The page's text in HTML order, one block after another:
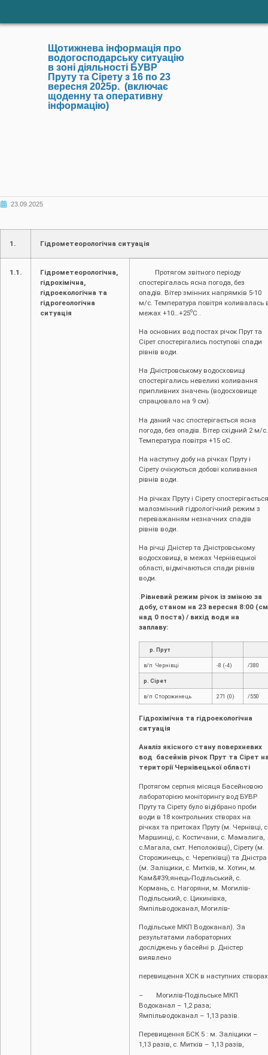
Щотижнева інформація про
водогосподарську ситуацію
в зоні діяльності БУВР
Пруту та Сірету з 16 по 23
вересня 2025р. (включає
щоденну та оперативну
інформацію)
23.09.2025
1. Гідрометеорологічна ситуація
1.1.
Гідрометеорологічна,
гідрохімічна,
гідроекологічна та
гідрогеологічна
ситуація
Протягом звітного періоду
спостерігалась ясна погода, без
опадів. Вітер змінних напрямків 5-10
м/с. Температура повітря коливалась
межах +10…+25оС .
На основних вод постах річок Прут та
Сірет спостерігались поступові спади
рівнів води.
На Дністровському водосховищі
спостерігались невеликі коливання
припливних значень (водосховище
спрацювало на 9 см).
На даний час спостерігається ясна
погода, без опадів. Вітер східний 2 м/с.
Температура повітря +15 оС.
На наступну добу на річках Пруту і
Сірету очікуються добові коливання
рівнів води.
На річках Пруту і Сірету спостерігається
малозмінний гідрологічний режим з
переважанням незначних спадів
рівнів води.
На річці Дністер та Дністровському
водосховищі, в межах Чернівецької
області, відмічаються спади рівнів
води.
.Рівневий режим річок із зміною за
добу, станом на 23 вересня 8:00 (см
над 0 поста) / вихід води на
заплаву:
р. Прут
в/п Чернівці -8 (-4) /380
р. Сірет
в/п Сторожинець 271 (0) /550
Гідрохімічна та гідроекологічна
ситуація
Аналіз якісного стану поверхневих
вод басейнів річок Прут та Сірет
території Чернівецької області
Протягом серпня місяця Басейновою
лабораторією моніторингу вод БУВР
Пруту та Сірету було відібрано проби
води в 18 контрольних створах на
річках та притоках Пруту (м. Чернівці,
Маршинці, с. Костичани, с. Мамалига,
с.Магала, смт. Неполоківці), Сірету (м.
Сторожинець, с. Черепківці) та Дністра
(м. Заліщики, с. Митків, м. Хотин, м.
Кам&#39;янець-Подільський, с.
Кормань, с. Нагоряни, м. Могилів-
Подільський, с. Цикинівка,
Ямпільводоканал, Могилів-
Подільське МКП Водоканал). За
результатами лабораторних
досліджень у басейні р. Дністер
виявлено
перевищення ХСК в наступних
– Могилів-Подільське МКП
Водоканал – 1,2 раза;
Ямпільводоканал – 1,13 разів.
Перевищення БСК 5 : м. Заліщики –
1,13 разів, с. Митків – 1,13 разів,